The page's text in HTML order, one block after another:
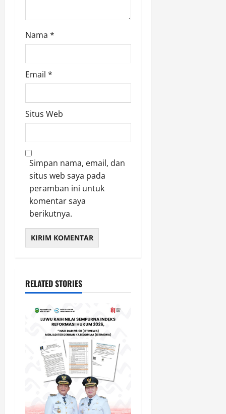
Nama *
Email *
Situs Web
Simpan nama, email, dan
situs web saya pada
peramban ini untuk
komentar saya
berikutnya.
RELATED STORIES